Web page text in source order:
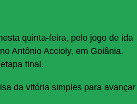
quinta-feira, pelo jogo de ida
Antônio Accioly, em Goiânia.
final.
da vitória simples para avançar